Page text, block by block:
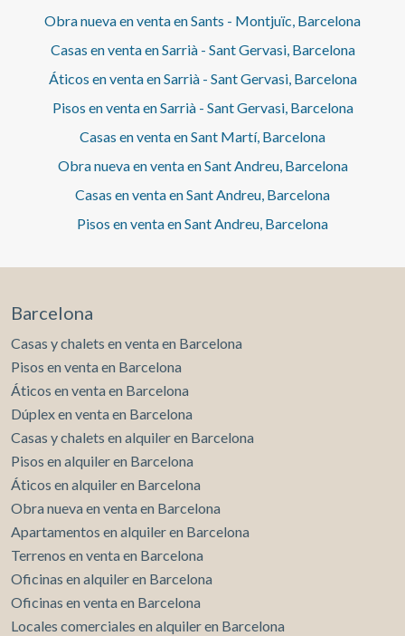
Obra nueva en venta en Sants - Montjuïc, Barcelona
Casas en venta en Sarrià - Sant Gervasi, Barcelona
Áticos en venta en Sarrià - Sant Gervasi, Barcelona
Pisos en venta en Sarrià - Sant Gervasi, Barcelona
Casas en venta en Sant Martí, Barcelona
Obra nueva en venta en Sant Andreu, Barcelona
Casas en venta en Sant Andreu, Barcelona
Pisos en venta en Sant Andreu, Barcelona
Barcelona
Casas y chalets en venta en Barcelona
Pisos en venta en Barcelona
Áticos en venta en Barcelona
Dúplex en venta en Barcelona
Casas y chalets en alquiler en Barcelona
Pisos en alquiler en Barcelona
Áticos en alquiler en Barcelona
Obra nueva en venta en Barcelona
Apartamentos en alquiler en Barcelona
Terrenos en venta en Barcelona
Oficinas en alquiler en Barcelona
Oficinas en venta en Barcelona
Locales comerciales en alquiler en Barcelona